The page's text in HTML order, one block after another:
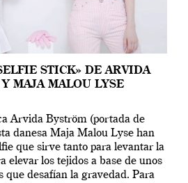
STICK» DE ARVIDA
MAJA MALOU LYSE
Arvida Byström (portada de
danesa Maja Malou Lyse han
que sirve tanto para levantar la
elevar los tejidos a base de unos
que desafían la gravedad. Para